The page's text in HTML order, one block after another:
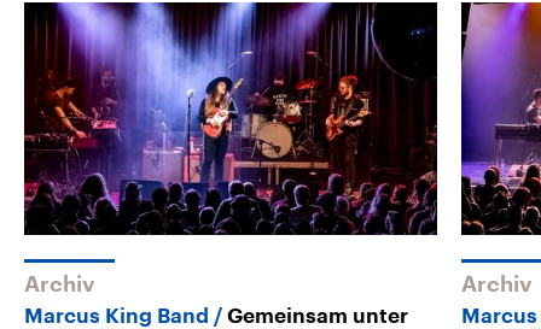
Archiv
Marcus King Band
Gemeinsam unter
Archiv